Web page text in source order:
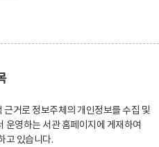
거로 정보주체의 개인정보를 수집 및
운영하는 서관 홈페이지에 게재하여
고 있습니다.